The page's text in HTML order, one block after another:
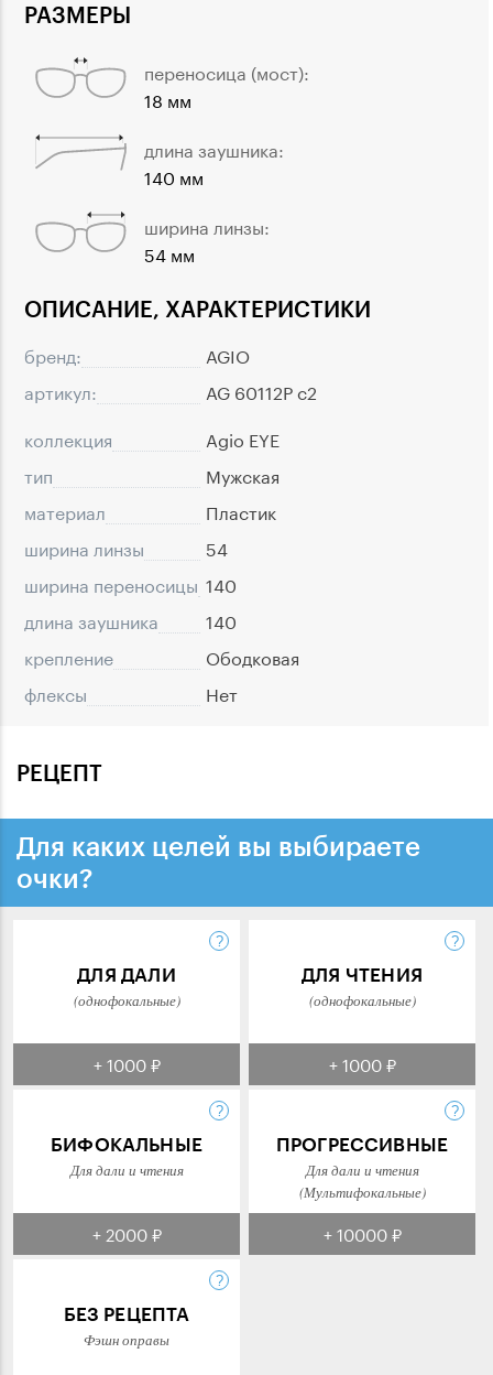
ОПИСАНИЕ, ХАРАКТЕРИСТИКИ
бренд:
AGIO
артикул:
AG 60112P c2
коллекция
Agio EYE
тип
Мужская
материал
Пластик
ширина линзы
54
ширина переносицы 140
длина заушника
140
крепление
Ободковая
флексы
Нет
РАЗМЕРЫ
переносица (мост):
18 мм
длина заушника:
140 мм
ширина линзы:
54 мм
РЕЦЕПТ
Для каких целей вы выбираете
очки?
ДЛЯ ДАЛИ
(однофокальные)
+ 1000 ₽
ДЛЯ ЧТЕНИЯ
(однофокальные)
+ 1000 ₽
БИФОКАЛЬНЫЕ
Для дали и чтения
+ 2000 ₽
ПРОГРЕССИВНЫЕ
Для дали и чтения
(Мультифокальные)
+ 10000 ₽
БЕЗ РЕЦЕПТА
Фэшн оправы